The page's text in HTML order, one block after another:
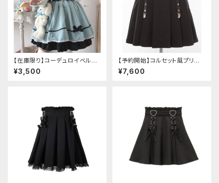
【在庫限り】コーデュロイベルト
フリルスカート
¥3,500
【予約開始】コルセット風プリー
ツスカート
¥7,600